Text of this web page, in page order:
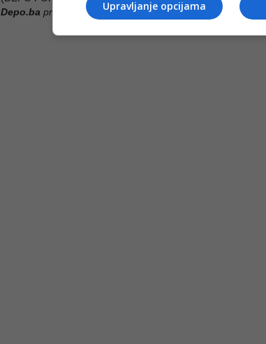
Depo.ba pratite putem društvenih mrežaTwitter iFacebook
Upravljanje opcijama